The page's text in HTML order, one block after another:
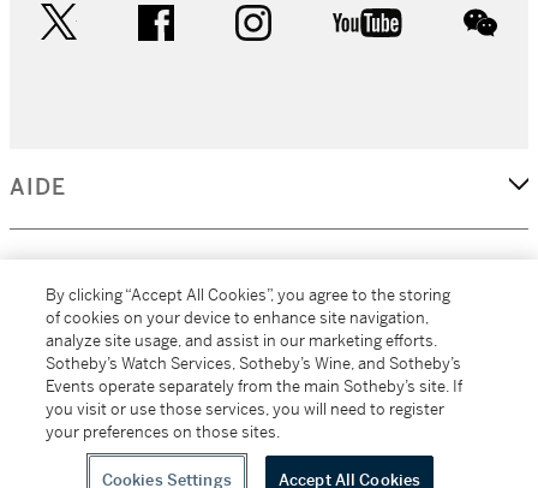
facebook instagram youtube
AIDE
EN SAVOIR PLUS
All alcoholic beverage sales in New York are made solely by
Sotheby's Wine (NEW L1046028)
By clicking “Accept All Cookies”, you agree to the storing
of cookies on your device to enhance site navigation,
analyze site usage, and assist in our marketing efforts.
Sotheby’s Watch Services, Sotheby’s Wine, and Sotheby’s
Events operate separately from the main Sotheby’s site. If
you visit or use those services, you will need to register
your preferences on those sites.
Cookies Settings Accept All Cookies